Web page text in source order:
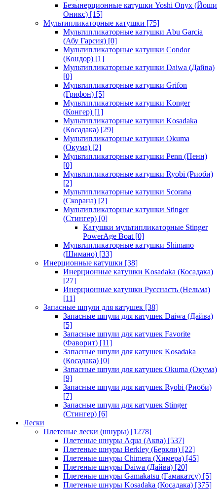
Безынерционные катушки Yoshi Onyx (Йоши
Оникс) [15]
Мультипликаторные катушки [75]
Мультипликаторные катушки Abu Garcia
(Абу Гарсия) [0]
Мультипликаторные катушки Condor
(Кондор) [1]
Мультипликаторные катушки Daiwa (Дайва)
[0]
Мультипликаторные катушки Grifon
(Грифон) [5]
Мультипликаторные катушки Konger
(Конгер) [1]
Мультипликаторные катушки Kosadaka
(Косадака) [29]
Мультипликаторные катушки Okuma
(Окума) [2]
Мультипликаторные катушки Penn (Пенн)
[0]
Мультипликаторные катушки Ryobi (Риоби)
[2]
Мультипликаторные катушки Scorana
(Скорана) [2]
Мультипликаторные катушки Stinger
(Стингер) [0]
Катушки мультипликаторные Stinger
PowerAge Boat [0]
Мультипликаторные катушки Shimano
(Шимано) [33]
Инерционные катушки [38]
Инерционные катушки Kosadaka (Косадака)
[27]
Инерционные катушки Русснасть (Нельма)
[11]
Запасные шпули для катушек [38]
Запасные шпули для катушек Daiwa (Дайва)
[5]
Запасные шпули для катушек Favorite
(Фаворит) [11]
Запасные шпули для катушек Kosadaka
(Косадака) [0]
Запасные шпули для катушек Okuma (Окума)
[9]
Запасные шпули для катушек Ryobi (Риоби)
[7]
Запасные шпули для катушек Stinger
(Стингер) [6]
Лески
Плетеные лески (шнуры) [1278]
Плетеные шнуры Aqua (Аква) [537]
Плетеные шнуры Berkley (Беркли) [22]
Плетеные шнуры Chimera (Химера) [45]
Плетеные шнуры Daiwa (Дайва) [20]
Плетеные шнуры Gamakatsu (Гамакатсу) [5]
Плетеные шнуры Kosadaka (Косадака) [375]